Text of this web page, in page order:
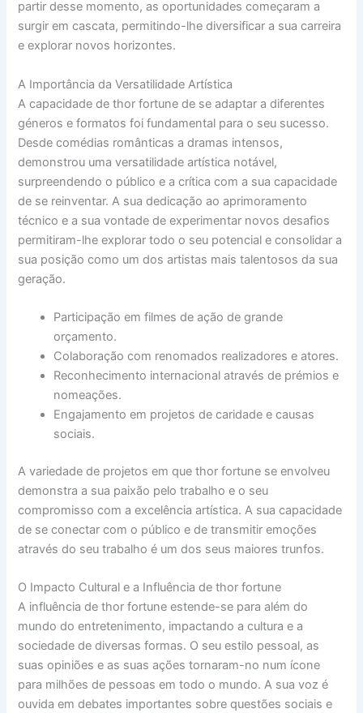
partir desse momento, as oportunidades começaram a
surgir em cascata, permitindo-lhe diversificar a sua carreira
e explorar novos horizontes.
A Importância da Versatilidade Artística
A capacidade de thor fortune de se adaptar a diferentes
géneros e formatos foi fundamental para o seu sucesso.
Desde comédias românticas a dramas intensos,
demonstrou uma versatilidade artística notável,
surpreendendo o público e a crítica com a sua capacidade
de se reinventar. A sua dedicação ao aprimoramento
técnico e a sua vontade de experimentar novos desafios
permitiram-lhe explorar todo o seu potencial e consolidar a
sua posição como um dos artistas mais talentosos da sua
geração.
Participação em filmes de ação de grande
orçamento.
Colaboração com renomados realizadores e atores.
Reconhecimento internacional através de prémios e
nomeações.
Engajamento em projetos de caridade e causas
sociais.
A variedade de projetos em que thor fortune se envolveu
demonstra a sua paixão pelo trabalho e o seu
compromisso com a excelência artística. A sua capacidade
de se conectar com o público e de transmitir emoções
através do seu trabalho é um dos seus maiores trunfos.
O Impacto Cultural e a Influência de thor fortune
A influência de thor fortune estende-se para além do
mundo do entretenimento, impactando a cultura e a
sociedade de diversas formas. O seu estilo pessoal, as
suas opiniões e as suas ações tornaram-no num ícone
para milhões de pessoas em todo o mundo. A sua voz é
ouvida em debates importantes sobre questões sociais e